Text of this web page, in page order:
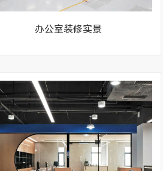
办公室装修实景